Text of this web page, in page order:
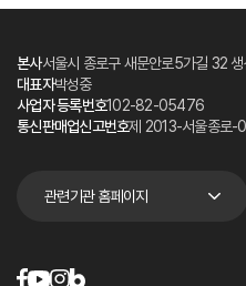
본사서울시 종로구 새문안로5가길 32
대표자박성중
사업자 등록번호102-82-05476
통신판매업신고번호제 2013-서울종로-
관련기관 홈페이지